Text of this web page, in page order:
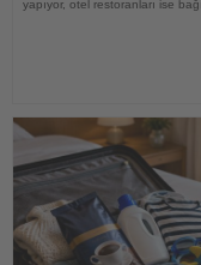
yapıyor, otel restoranları ise